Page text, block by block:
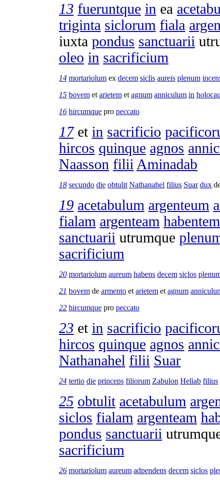
13 fueruntque in ea
triginta siclorum fiala
iuxta pondus sanctuarii
oleo in sacrificium
14 mortariolum ex decem siclis aureis plenum
15 bovem et arietem et agnum anniculum in
16 hircumque pro peccato
17et in sacrificio
hircos quinque agnos
Naasson filii Aminadab
18 secundo die obtulit Nathanahel filius Suar dux
19 acetabulum argenteum
fialam argenteam habentem
sanctuarii utrumque
sacrificium
20 mortariolum aureum habens decem siclos
21 bovem de armento et arietem et agnum
22 hircumque pro peccato
23 et in sacrificio
hircos quinque agnos
Nathanahel filii Suar
24 tertio die princeps filiorum Zabulon Heliab filius
25 obtulit acetabulum
siclos fialam argenteam
pondus sanctuarii
sacrificium
26 mortariolum aureum adpendens decem siclos